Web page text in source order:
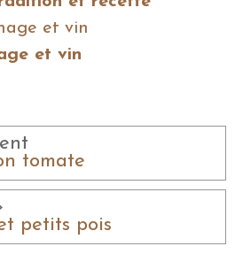
et vin
tomate
petits pois